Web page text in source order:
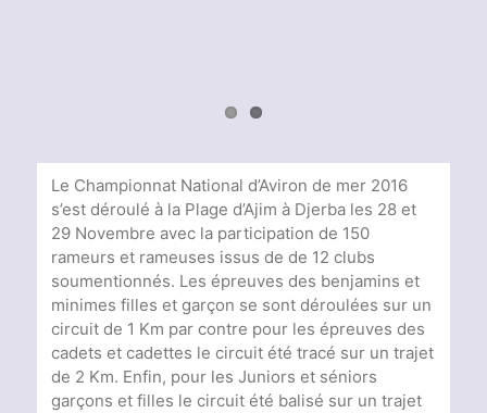
Le Championnat National d’Aviron de mer 2016
s’est déroulé à la Plage d’Ajim à Djerba les 28 et
29 Novembre avec la participation de 150
rameurs et rameuses issus de de 12 clubs
soumentionnés. Les épreuves des benjamins et
minimes filles et garçon se sont déroulées sur un
circuit de 1 Km par contre pour les épreuves des
cadets et cadettes le circuit été tracé sur un trajet
de 2 Km. Enfin, pour les Juniors et séniors
garçons et filles le circuit été balisé sur un trajet